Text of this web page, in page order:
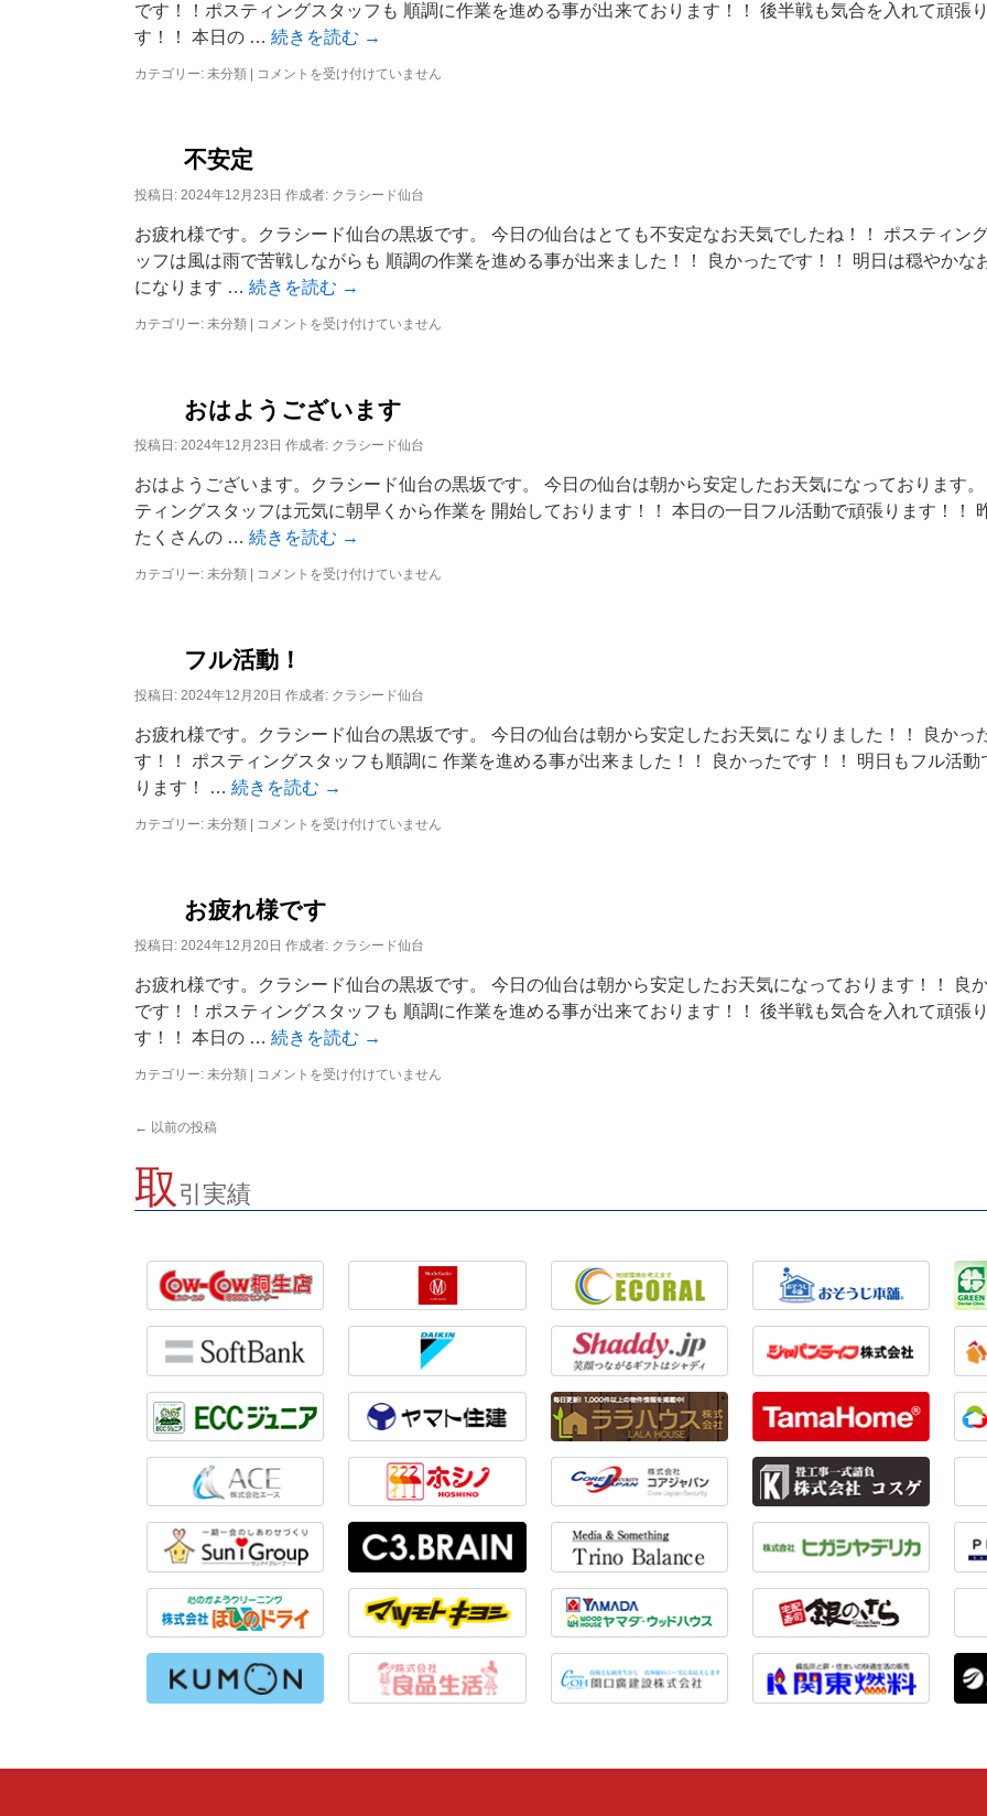
フ
募
は
です！！ポスティングスタッフも 順調に作業を進める事が出来ております！！ 後半戦も気合を入れて頑張
す！！ 本日の … 続きを読む →
カテゴリー: 未分類
お
は
コメントを受け付けていません
不安定
投稿日: 2024年12月23日 作成者: クラシード仙台
お疲れ様です。クラシード仙台の黒坂です。 今日の仙台はとても不安定なお天気でしたね！！ ポスティン
ッフは風は雨で苦戦しながらも 順調の作業を進める事が出来ました！！ 良かったです！！ 明日は穏やかな
になります … 続きを読む →
カテゴリー: 未分類
不
コメントを受け付けていません
おはようございます
投稿日: 2024年12月23日 作成者: クラシード仙台
おはようございます。クラシード仙台の黒坂です。 今日の仙台は朝から安定したお天気になっております。
ティングスタッフは元気に朝早くから作業を 開始しております！！ 本日の一日フル活動で頑張ります！！
たくさんの … 続きを読む →
カテゴリー: 未分類
お
ご
ざ
い
す
は
コメントを受け付けていません
フル活動！
投稿日: 2024年12月20日 作成者: クラシード仙台
お疲れ様です。クラシード仙台の黒坂です。 今日の仙台は朝から安定したお天気に なりました！！ 良かっ
す！！ ポスティングスタッフも順調に 作業を進める事が出来ました！！ 良かったです！！ 明日もフル活動
ります！ … 続きを読む →
カテゴリー: 未分類
フ
は
コメントを受け付けていません
お疲れ様です
投稿日: 2024年12月20日 作成者: クラシード仙台
お疲れ様です。クラシード仙台の黒坂です。 今日の仙台は朝から安定したお天気になっております！！ 良
です！！ポスティングスタッフも 順調に作業を進める事が出来ております！！ 後半戦も気合を入れて頑張
す！！ 本日の … 続きを読む →
カテゴリー: 未分類
お
コメントを受け付けていません
← 以前の投稿
取 引実績